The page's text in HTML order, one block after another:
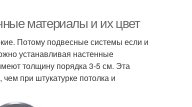
материалы и их цвет
Потому подвесные системы если и
устанавливая настенные
толщину порядка 3-5 см. Эта
при штукатурке потолка и